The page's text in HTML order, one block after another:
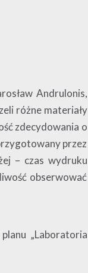
Andrulonis,
różne materiały
zdecydowania o
przez
– czas wydruku
obserwować
„Laboratoria